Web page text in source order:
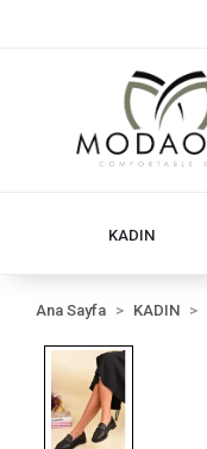
KADIN
Ana Sayfa KADIN